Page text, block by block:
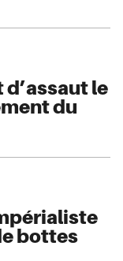
le
du
bottes